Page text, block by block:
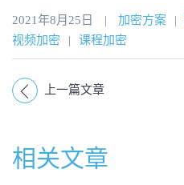
2021年8月25日 | 加密方案 |
视频加密
| 课程加密
上一篇文章
相关文章